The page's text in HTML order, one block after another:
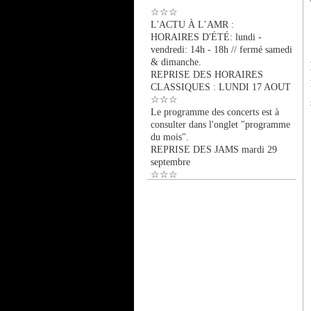
☆☆☆
L'ACTU À L’AMR :
HORAIRES D'ÉTÉ: lundi -
vendredi: 14h - 18h // fermé samedi
& dimanche.
REPRISE DES HORAIRES
CLASSIQUES : LUNDI 17 AOUT
☆☆☆
Le programme des concerts est à
consulter dans l'onglet "programme
du mois".
REPRISE DES JAMS mardi 29
septembre
☆☆☆